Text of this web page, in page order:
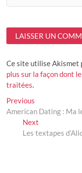
Ce site utilise Akismet
plus sur la façon dont
traitées.
Navigation
de
l’article
Previous
post:
American Dating : Ma
NextNext
post:
Les textapes